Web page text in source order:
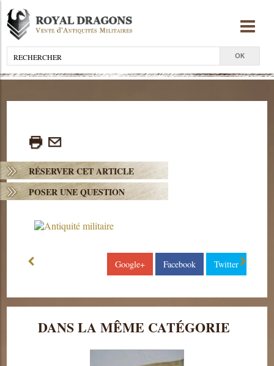
RÉSERVER CET ARTICLE
POSER UNE QUESTION
Google+ Facebook Twitter
DANS LA MÊME CATÉGORIE